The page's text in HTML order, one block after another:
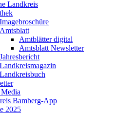
Landkreis
Imagebroschüre
Amtsblatt
Amtblätter digital
Amtsblatt Newsletter
Jahresbericht
Landkreismagazin
Landkreisbuch
Bamberg-App
2025